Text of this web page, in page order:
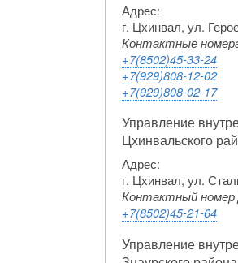
Адрес:
г. Цхинвал, ул.
Контактные
+7(8502)45-33-24
+7(929)808-12-02
+7(929)808-02-17
Управление
Цхинвальского
Адрес:
г. Цхинвал, ул.
Контактный
+7(8502)45-21-64
Управление